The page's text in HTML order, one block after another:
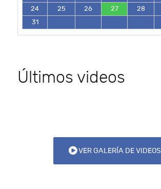
24
25 26 27 28
31
Últimos videos
VER GALERÍA DE VIDEOS